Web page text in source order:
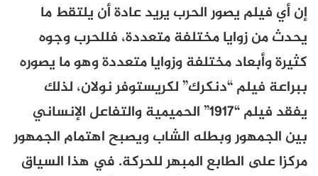
إن أي فيلم يصور الحرب يريد عادة أن يلتقط ما
يحدث من زوايا مختلفة متعددة، فللحرب وجوه
كثيرة وأبعاد مختلفة وزوايا متعددة وهو ما يصوره
ببراعة فيلم “دنكرك” لكريستوفر نولان، لذلك
يفقد فيلم “1917” الحميمية والتفاعل الإنساني
بين الجمهور وبطله الشاب ويصبح اهتمام الجمهور
مركزا على الطابع المبهر للحركة. في هذا السياق